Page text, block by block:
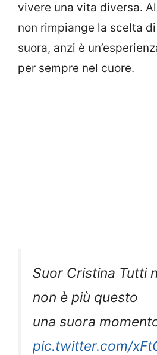
vivere una vita diversa.
non rimpiange la scelta
suora, anzi è
per sempre nel cuore.
Suor Cristina Tutti
non è più questo
una suora
pic.twitter.com/